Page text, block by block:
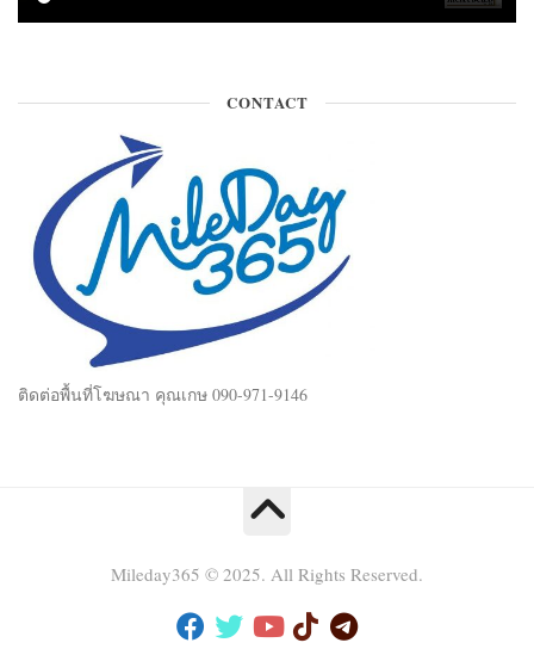
CONTACT
ติดต่อพื้นที่โฆษณา คุณเกษ 090-971-9146
Mileday365 © 2025. All Rights Reserved.